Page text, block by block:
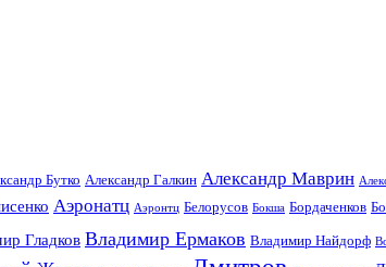
Бутко Александр Галкин Александр Маврин
Аэронатц Аэронтц Белорусов Бокша Бордаченков
Гладков Владимир Ермаков Владимир Найдорф